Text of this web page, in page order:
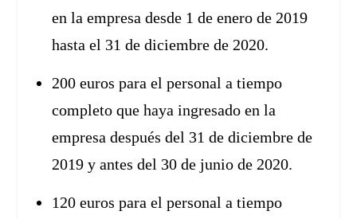
en la empresa desde 1 de enero de 2019
hasta el 31 de diciembre de 2020.
200 euros para el personal a tiempo
completo que haya ingresado en la
empresa después del 31 de diciembre de
2019 y antes del 30 de junio de 2020.
120 euros para el personal a tiempo